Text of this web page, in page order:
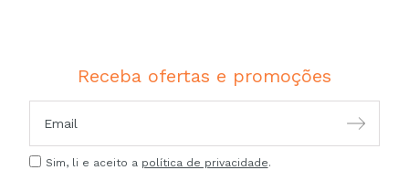
Receba ofertas e promoções
Sim, li e aceito a política de privacidade.